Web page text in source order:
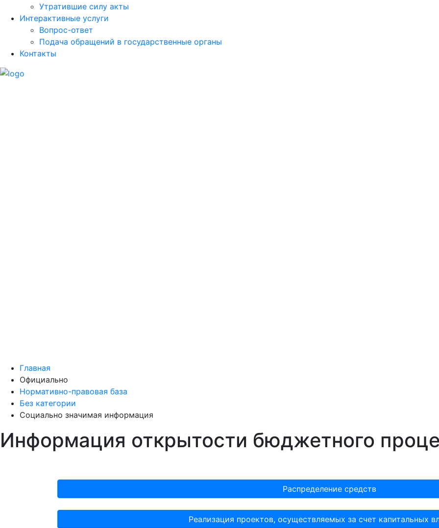
Утратившие силу акты
Интерактивные услуги
Вопрос-ответ
Подача обращений в государственные органы
Контакты
Главная
Официально
Нормативно-правовая база
Без категории
Социально значимая информация
Информация открытости бюджетного
Распределение средств
Реализация проектов, осуществляемых за счет капитальных